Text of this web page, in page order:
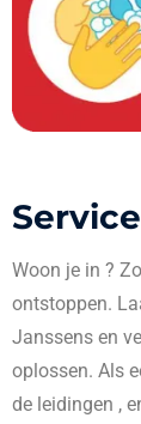
Woon je in ?
ontstoppen.
Janssens en
oplossen. Als
de leidingen ,